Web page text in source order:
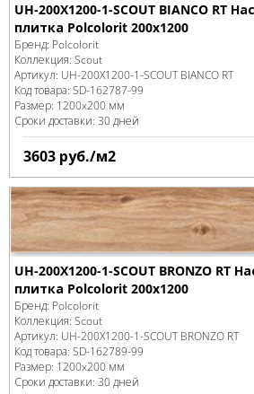
UH-200X1200-1-SCOUT BIANCO RT
плитка Polcolorit 200x1200
Бренд: Polcolorit
Коллекция: Scout
Артикул: UH-200X1200-1-SCOUT BIANCO RT
Код товара: SD-162787-99
Размер: 1200x200 мм
Сроки доставки: 30 дней
3603 руб./м2
UH-200X1200-1-SCOUT BRONZO RT
плитка Polcolorit 200x1200
Бренд: Polcolorit
Коллекция: Scout
Артикул: UH-200X1200-1-SCOUT BRONZO RT
Код товара: SD-162789-99
Размер: 1200x200 мм
Сроки доставки: 30 дней